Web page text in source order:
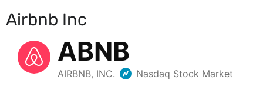
Airbnb Inc